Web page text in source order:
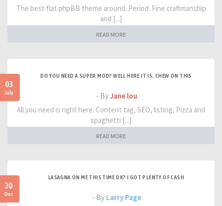
The best flat phpBB theme around. Period. Fine craftmanship
and [...]
READ MORE
03
July
DO YOU NEED A SUPER MOD? WELL HERE IT IS. CHEW ON THIS
- ByJane lou
All you need is right here. Content tag, SEO, listing, Pizza and
spaghetti [...]
READ MORE
30
Dec
LASAGNA ON ME THIS TIME OK? I GOT PLENTY OF CASH
- By Larry Page